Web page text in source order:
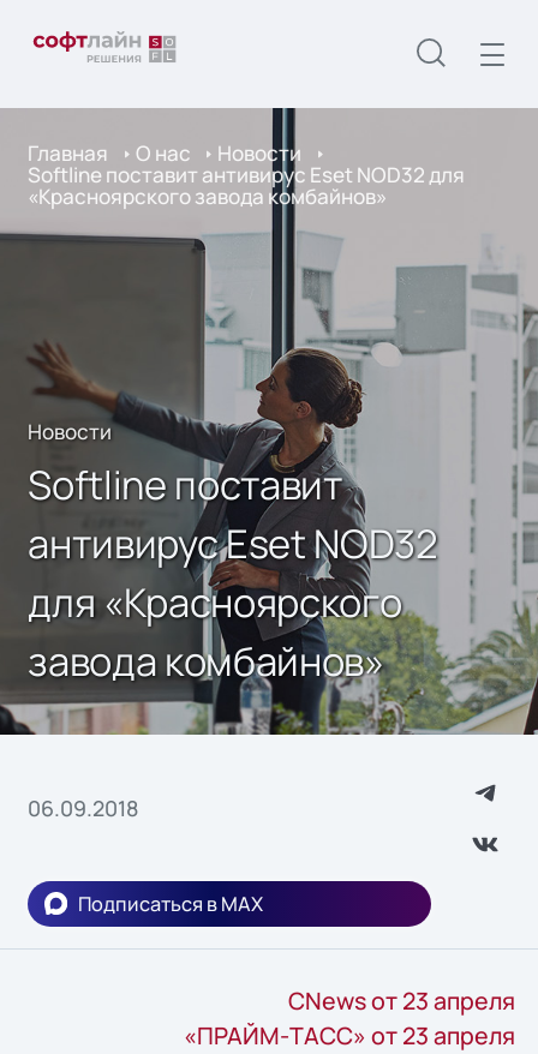
Главная О нас Новости
Softline поставит антивирус Eset NOD32 для
«Красноярского завода комбайнов»
Новости
Softline поставит
антивирус Eset NOD32
для «Красноярского
завода комбайнов»
06.09.2018
Подписаться в MAX
CNews от 23 апреля
«ПРАЙМ-ТАСС» от 23 апреля